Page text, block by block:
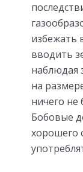
избежать
вводить
наблюдая
на
ничего не
Бобовые
хорошего